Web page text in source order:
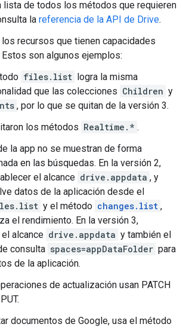
lista de todos los métodos que requieren
la referencia de la API de Drive.
recursos que tienen capacidades
son algunos ejemplos:
files.list logra la misma
que las colecciones Children y
, por lo que se quitan de la versión 3.
los métodos Realtime.* .
la app no se muestran de forma
en las búsquedas. En la versión 2,
el alcance drive.appdata , y
datos de la aplicación desde el
y el método changes.list ,
el rendimiento. En la versión 3,
alcance drive.appdata y también el
consulta spaces=appDataFolder para
de la aplicación.
de actualización usan PATCH
documentos de Google, usa el método